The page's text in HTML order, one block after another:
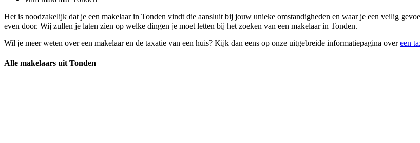
Het is noodzakelijk dat je een makelaar in Tonden vindt die aansluit bij jouw unieke omstandigheden en waar je een veilig
even door. Wij zullen je laten zien op welke dingen je moet letten bij het zoeken van een makelaar in Tonden.
Wil je meer weten over een makelaar en de taxatie van een huis? Kijk dan eens op onze uitgebreide informatiepagina overeen
Alle makelaars uit Tonden